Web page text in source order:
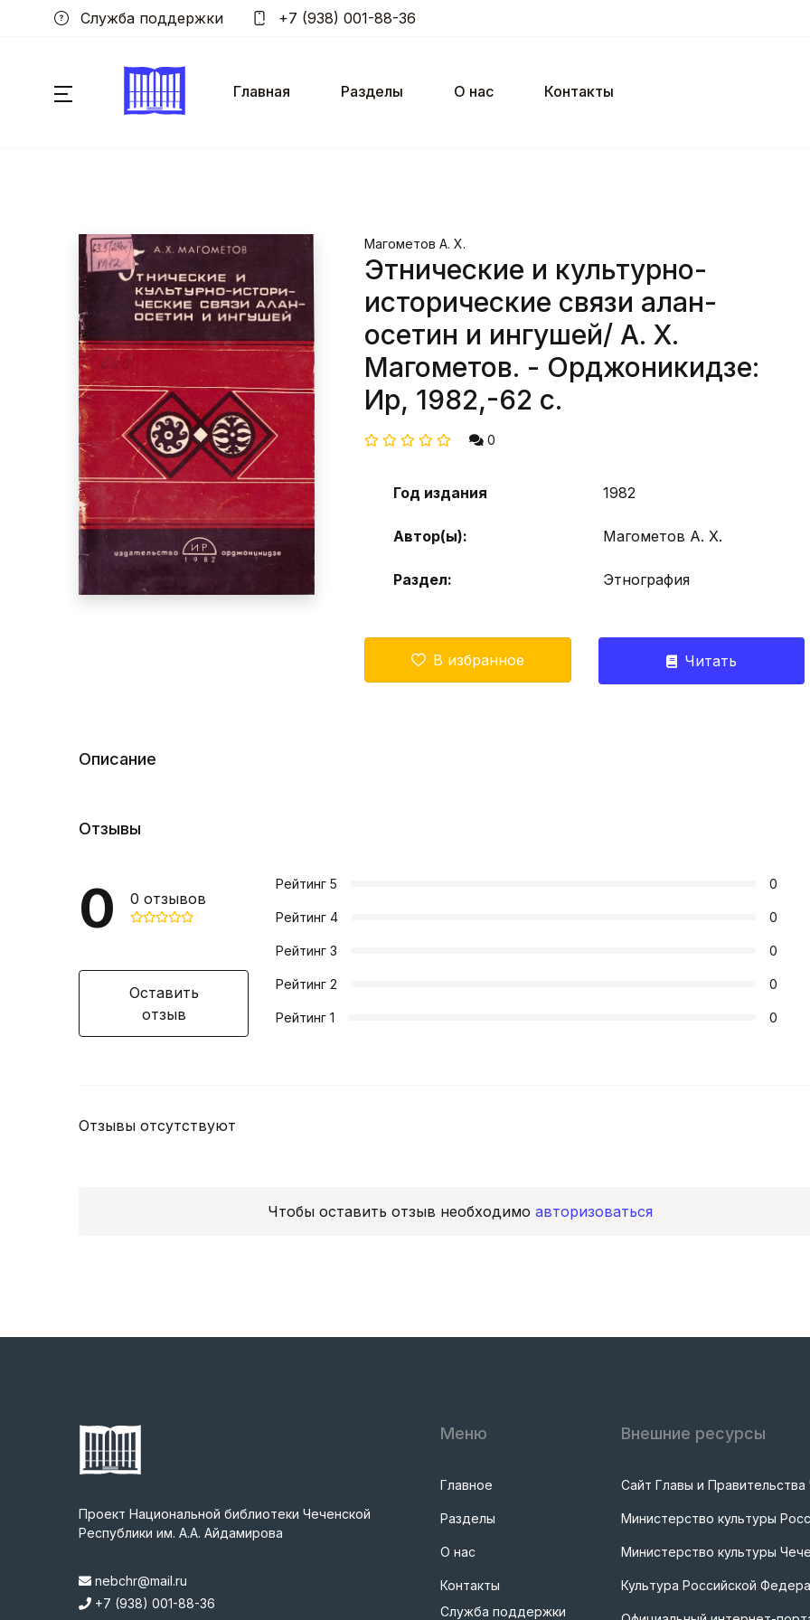
Служба поддержки +7 (938) 001-88-36
Главная Разделы О нас
Контакты
Магометов А. X.
Этнические и культурно-
исторические связи алан-
осетин и ингушей/ А. Х.
Магометов. - Орджоникидзе:
Ир, 1982,-62 с.
0
Год издания 1982
Автор(ы): Магометов А. X.
Раздел: Этнография
В избранное Читать
Описание
Отзывы
0 0 отзывов
Оставить
отзыв
Рейтинг5 0
Рейтинг4 0
Рейтинг3 0
Рейтинг2 0
Рейтинг1 0
Отзывы отсутствуют
Чтобы оставить отзыв необходимо авторизоваться
Проект Национальной библиотеки Чеченской
Республики им. А.А. Айдамирова
nebchr@mail.ru
+7 (938) 001-88-36
Меню
Главное
Разделы
О нас
Контакты
Служба поддержки
Внешние ресурсы
Сайт Главы и
Министерство культуры
Министерство культуры
Культура Российской